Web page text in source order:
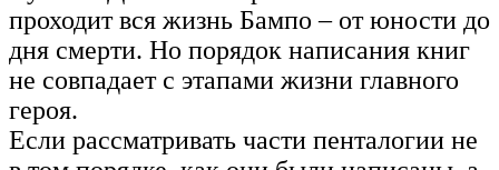
проходит вся жизнь Бампо – от юности до
дня смерти. Но порядок написания книг
не совпадает с этапами жизни главного
героя.
Если рассматривать части пенталогии не